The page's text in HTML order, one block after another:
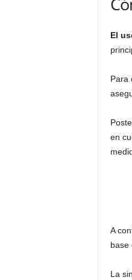
El
Para
en
A
base
La